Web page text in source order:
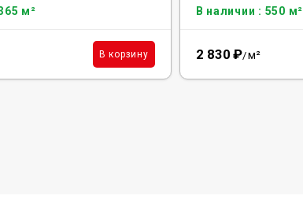
м²
В корзину
В наличии : 550 м²
2 830 ₽/м²